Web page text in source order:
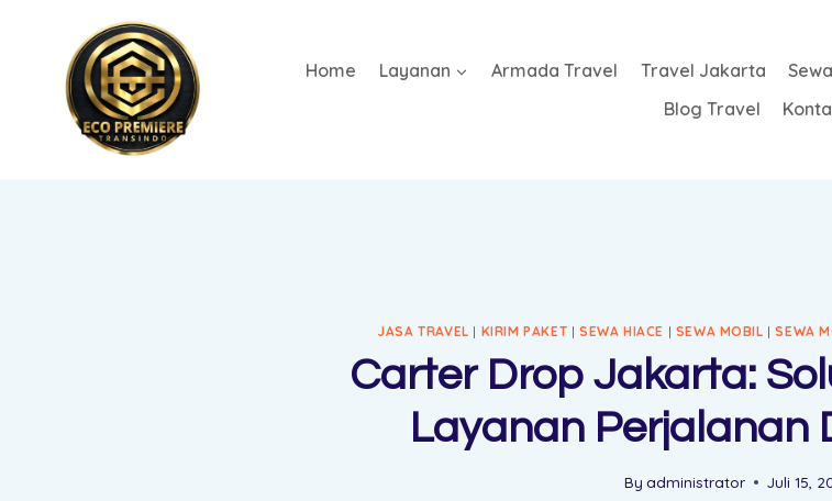
Home Layanan Armada Travel Travel Jakarta
Blog Travel
JASA TRAVEL | KIRIM PAKET | SEWA HIACE | SEWA MOBIL |SEWA
Carter Drop Jakarta:
Layanan Perjalanan
By administrator Juli 15,